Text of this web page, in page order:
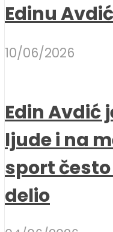
Edinu
10/06/2026
Edin Avdić
ljude i na
sport
delio